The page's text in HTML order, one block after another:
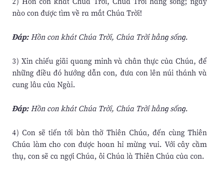
nào con được tìm về ra mắt Chúa Trời!
Ðáp:Hồn con khát Chúa Trời, Chúa Trời hằng sống.
3) Xin chiếu giãi quang minh và chân thực của Chúa, để
những điều đó hướng dẫn con, đưa con lên núi thánh và
cung lâu của Ngài.
Ðáp:Hồn con khát Chúa Trời, Chúa Trời hằng sống.
4) Con sẽ tiến tới bàn thờ Thiên Chúa, đến cùng Thiên
Chúa làm cho con được hoan hỉ mừng vui. Với cây cầm
thụ, con sẽ ca ngợi Chúa, ôi Chúa là Thiên Chúa của con.